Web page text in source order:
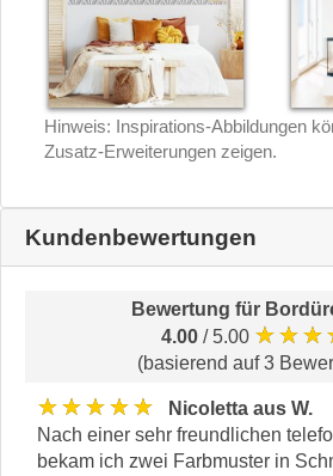
Hinweis: Inspirations-Abbildungen
Zusatz-Erweiterungen zeigen.
Kundenbewertungen
Bewertung für
4.00 / 5.00
(basierend auf 3
★★★★★
Nicoletta aus W.
Nach einer sehr freundlichen
bekam ich zwei Farbmuster in